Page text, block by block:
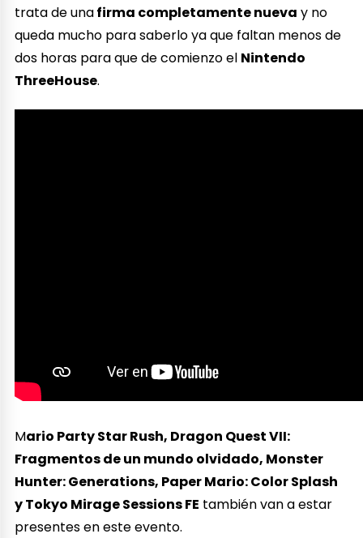
trata de unafirma completamente nueva y no
queda mucho para saberlo ya que faltan menos de
dos horas para que de comienzo el Nintendo
ThreeHouse.
Mario Party Star Rush, Dragon Quest VII:
Fragmentos de un mundo olvidado, Monster
Hunter: Generations, Paper Mario: Color Splash
y Tokyo Mirage Sessions FE también van a estar
presentes en este evento.